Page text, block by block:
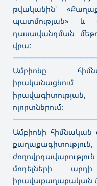
թվականին՝
պատմության» և
դասավանդման
վրա:
Ամբիոնը
ոլորտներում։
Ամբիոնի հիմնական
մոդելների
իրավաքաղաքական